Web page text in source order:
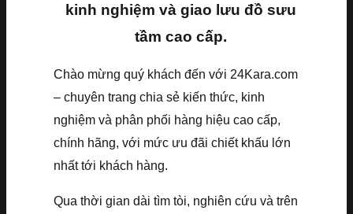
kinh nghiệm và giao lưu đồ sưu
tầm cao cấp.
Chào mừng quý khách đến với 24Kara.com
– chuyên trang chia sẻ kiến thức, kinh
nghiệm và phân phối hàng hiệu cao cấp,
chính hãng, với mức ưu đãi chiết khấu lớn
nhất tới khách hàng.
Qua thời gian dài tìm tòi, nghiên cứu và trên